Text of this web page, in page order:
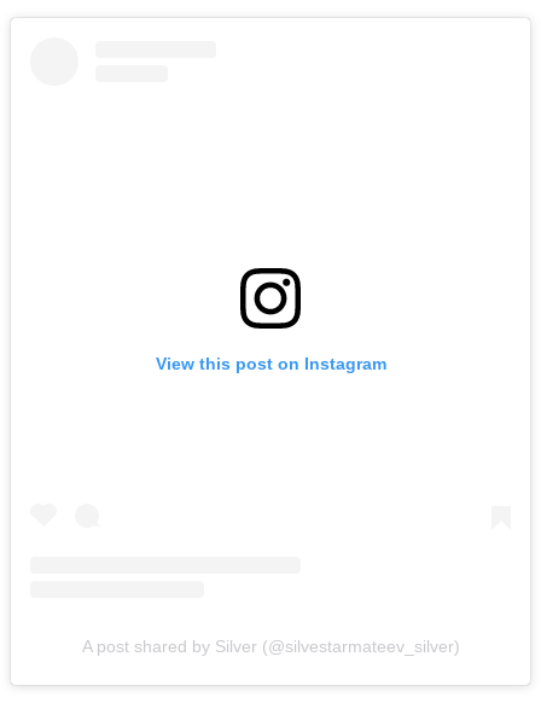
View this post on Instagram
A post shared by Silver (@silvestarmateev_silver)